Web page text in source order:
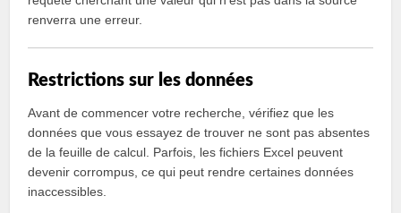
renverra une erreur.
Restrictions sur les données
Avant de commencer votre recherche, vérifiez que les
données que vous essayez de trouver ne sont pas absentes
de la feuille de calcul. Parfois, les fichiers Excel peuvent
devenir corrompus, ce qui peut rendre certaines données
inaccessibles.